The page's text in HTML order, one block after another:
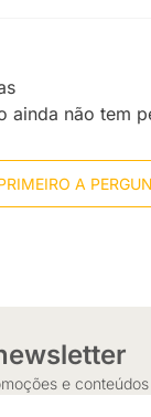
ainda não tem
A
e